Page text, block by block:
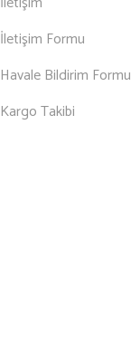
İletişim Formu
Havale Bildirim Formu
Kargo Takibi